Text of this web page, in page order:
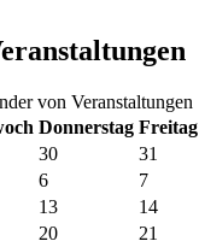
von Veranstaltungen
Donnerstag Freitag
30 31
6 7
13 14
20 21